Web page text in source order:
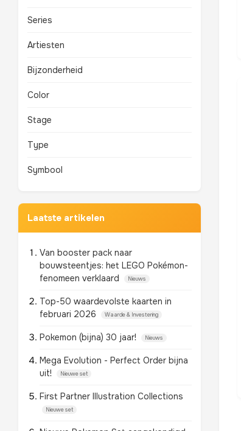
Series
Artiesten
Bijzonderheid
Color
Stage
Type
Symbool
Laatste artikelen
Van booster pack naar
bouwsteentjes: het LEGO Pokémon-
fenomeen verklaard
Nieuws
Top-50 waardevolste kaarten in
februari 2026
Waarde & Investering
Pokemon (bijna) 30 jaar! Nieuws
Mega Evolution - Perfect Order bijna
uit!
Nieuwe set
First Partner Illustration Collections
Nieuwe set